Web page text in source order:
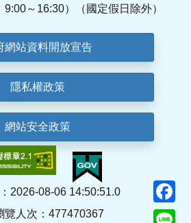
9:00～16:30）（國定假日除外）
網站資料開放宣告
隱私權政策
網站安全政策
2026-08-06 14:50:51.0
覽人次：477470367